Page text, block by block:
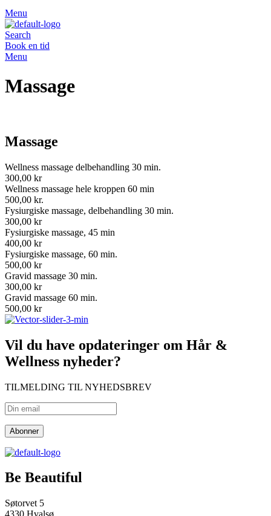
Menu
Search
Book en tid
Menu
Massage
Massage
Wellness massage delbehandling 30 min.
300,00 kr
Wellness massage hele kroppen 60 min
500,00 kr.
Fysiurgiske massage, delbehandling 30 min.
300,00 kr
Fysiurgiske massage, 45 min
400,00 kr
Fysiurgiske massage, 60 min.
500,00 kr
Gravid massage 30 min.
300,00 kr
Gravid massage 60 min.
500,00 kr
Vil du have opdateringer om Hår &
Wellness nyheder?
TILMELDING TIL NYHEDSBREV
Be Beautiful
Søtorvet 5